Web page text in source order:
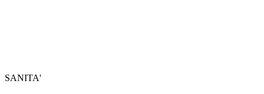
SANITA'